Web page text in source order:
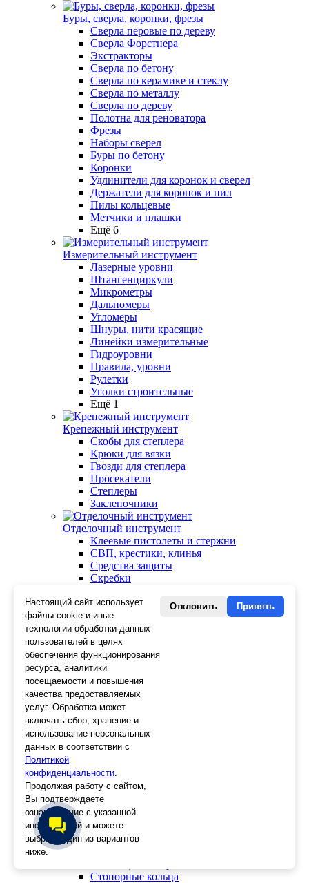
Буры, сверла, коронки, фрезы
Сверла перовые по дереву
Сверла Форстнера
Экстракторы
Сверла по бетону
Сверла по керамике и стеклу
Сверла по металлу
Сверла по дереву
Полотна для реноватора
Фрезы
Наборы сверел
Буры по бетону
Коронки
Удлинители для коронок и сверел
Держатели для коронок и пил
Пилы кольцевые
Метчики и плашки
Ещё 6
Измерительный инструмент
Лазерные уровни
Штангенциркули
Микрометры
Дальномеры
Угломеры
Шнуры, нити красящие
Линейки измерительные
Гидроуровни
Правила, уровни
Рулетки
Уголки строительные
Ещё 1
Крепежный инструмент
Скобы для степлера
Крюки для вязки
Гвозди для степлера
Просекатели
Степлеры
Заклепочники
Отделочный инструмент
Клеевые пистолеты и стержни
СВП, крестики, клинья
Средства защиты
Скребки
Лезвия
Лента малярная, скотч
Стеклорезы
Плиткорезы
Пистолеты для герметика и пены
Шила
Стеклоткань, серпянка
Ещё 2
Слесарный инструмент
Болторезы
Длинногубцы
Круглогубцы
Бокорезы
Кувалды
Молотки
Головки
Зенкера, бородки, кернеры
Керны
Стопорные кольца
Настоящий сайт использует
файлы cookie и иные
технологии обработки данных
пользователей в целях
обеспечения функционирования
ресурса, аналитики
посещаемости и повышения
качества предоставляемых
услуг. Обработка может
включать сбор, хранение и
использование персональных
данных в соответствии с
Политикой
конфиденциальности.
Продолжая работу с сайтом,
Вы подтверждаете
ознакомление с указанной
информацией и можете
выбрать один из вариантов
ниже.
Отклонить Принять